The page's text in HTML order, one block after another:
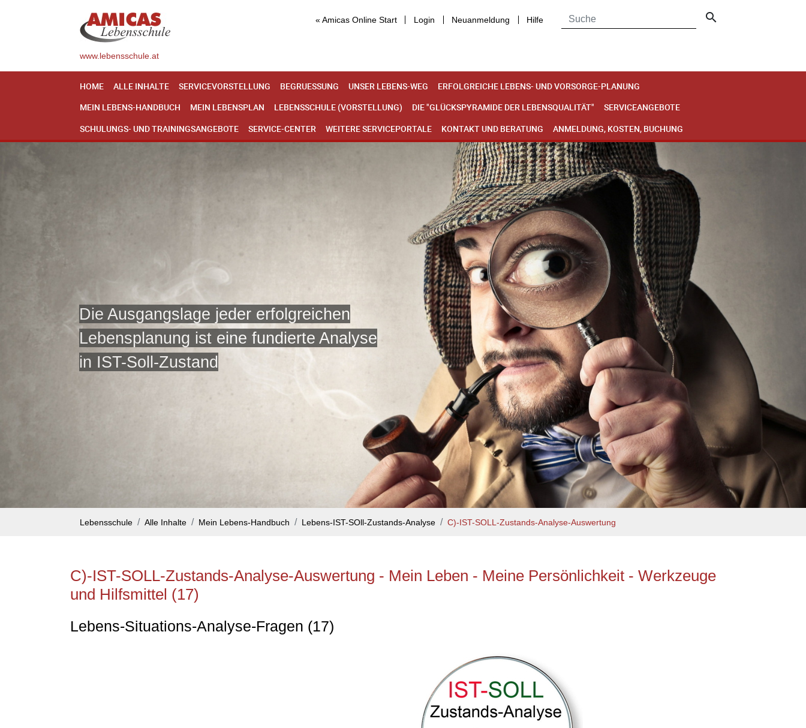
« Amicas Online Start Login Neuanmeldung Hilfe search
www.lebensschule.at
HOME ALLE INHALTE SERVICEVORSTELLUNG BEGRUESSUNG UNSER LEBENS-WEG
ERFOLGREICHE LEBENS- UND VORSORGE-PLANUNG
MEIN LEBENS-HANDBUCH
MEIN LEBENSPLAN LEBENSSCHULE (VORSTELLUNG) DIE "GLÜCKSPYRAMIDE DER LEBENSQUALITÄT"
SERVICEANGEBOTE
SCHULUNGS- UND TRAININGSANGEBOTE
SERVICE-CENTER WEITERE SERVICEPORTALE KONTAKT UND BERATUNG ANMELDUNG, KOSTEN, BUCHUNG
Die Ausgangslage jeder erfolgreichen
Lebensplanung ist eine fundierte Analyse
in IST-Soll-Zustand
Lebensschule Alle Inhalte Mein Lebens-Handbuch Lebens-IST-SOll-Zustands-Analyse C)-IST-SOLL-Zustands-Analyse-Auswertung
C)-IST-SOLL-Zustands-Analyse-Auswertung - Mein Leben - Meine Persönlichkeit - Werkzeuge
und Hilfsmittel (17)
Lebens-Situations-Analyse-Fragen (17)